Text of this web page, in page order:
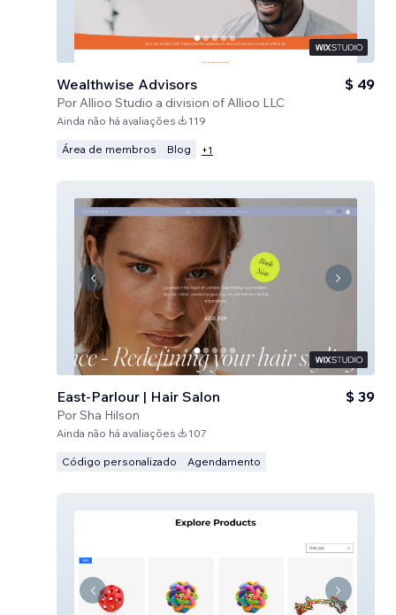
Wealthwise Advisors
PorAllioo Studio a division of Allioo LLC
$ 49
Ainda não há avaliações 119
Área de membros Blog +1
East-Parlour | Hair Salon
PorSha Hilson
$ 39
Ainda não há avaliações 107
Código personalizado Agendamento